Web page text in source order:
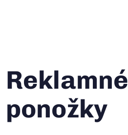
Reklamné
ponožky